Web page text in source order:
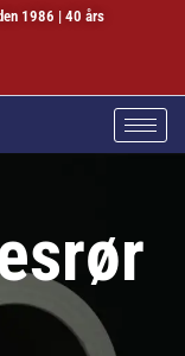
1986 | 40 års